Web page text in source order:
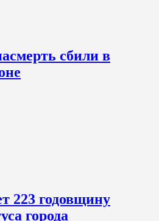
сбили в
223 годовщину
города